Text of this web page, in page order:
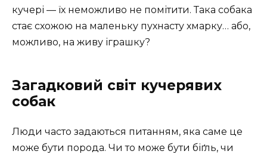
кучері — їх неможливо не помітити. Така собака
стає схожою на маленьку пухнасту хмарку… або,
можливо, на живу іграшку?
Загадковий світ кучерявих
собак
Люди часто задаються питанням, яка саме це
може бути порода. Чи то може бути біґль, чи